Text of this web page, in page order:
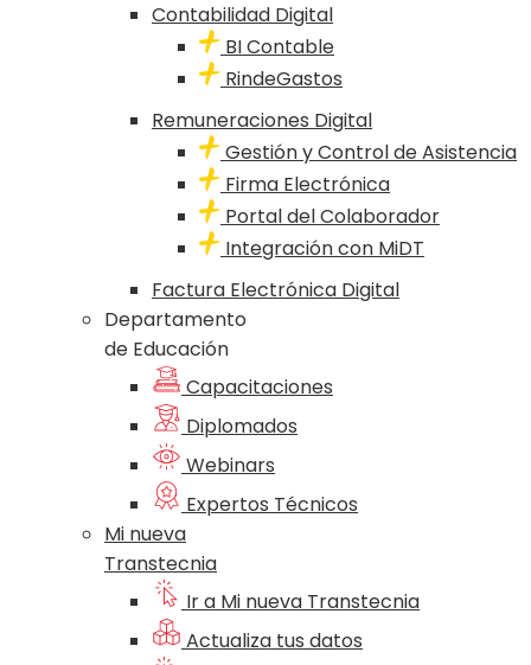
Contabilidad Digital
BI Contable
RindeGastos
Remuneraciones Digital
Gestión y Control de Asistencia
Firma Electrónica
Portal del Colaborador
Integración con MiDT
Factura Electrónica Digital
Departamento
de Educación
Capacitaciones
Diplomados
Webinars
Expertos Técnicos
Mi nueva
Transtecnia
Ir a Mi nueva Transtecnia
Actualiza tus datos